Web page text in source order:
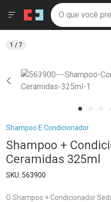
Drogaria São
Ir direto para a home
pela
Ir direto para o conteúdo
Ir direto para a busca
Ir direto para a conta
Ir direto para a notificações
Ir direto para o carrinho
Ir direto para o menu
Faça a sua busca
O que você
Menu
Breadcrumb
Shampoo E Condicionador
Shampoo +
Ceramidas 325ml
563900
O Shampoo + Condicionador
1 / 7